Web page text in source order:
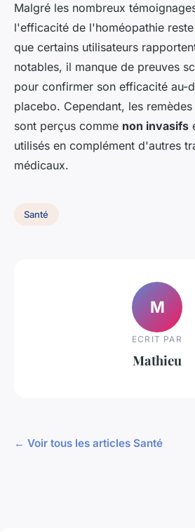
Malgré les nombreux
l'efficacité de l'homéopathie
que certains utilisateurs
notables, il manque de preuves
pour confirmer son efficacité au-
placebo. Cependant, les
sont perçus comme non invasifs
utilisés en complément d'autres
médicaux.
Santé
M
ECRIT PAR
Mathieu
← Voir tous les articles Santé